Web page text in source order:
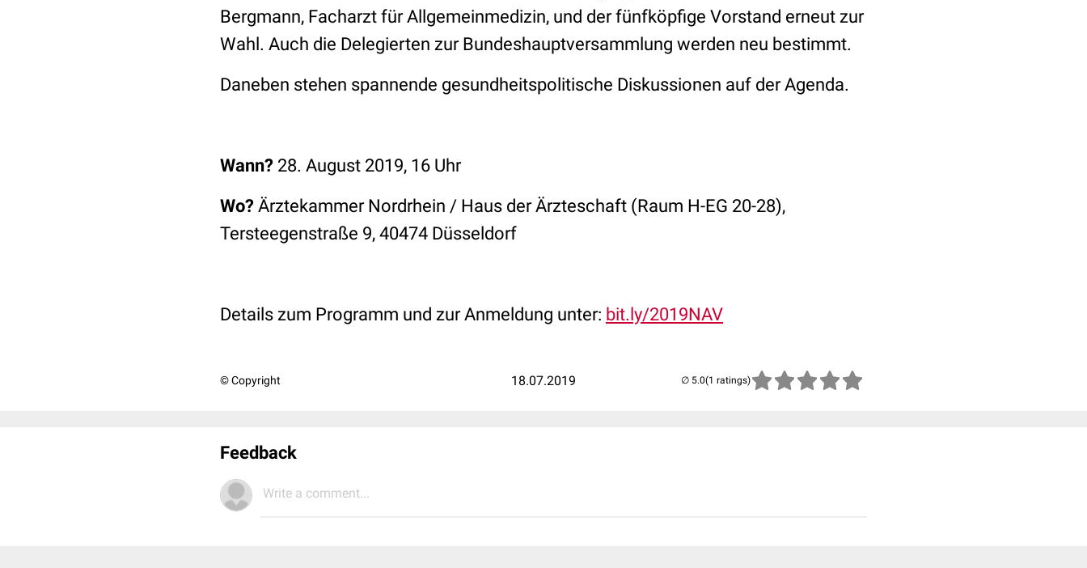
Bergmann, Facharzt für Allgemeinmedizin, und der fünfköpfige Vorstand erneut zur
Wahl. Auch die Delegierten zur Bundeshauptversammlung werden neu bestimmt.
Daneben stehen spannende gesundheitspolitische Diskussionen auf der Agenda.
Wann? 28. August 2019, 16 Uhr
Wo? Ärztekammer Nordrhein / Haus der Ärzteschaft (Raum H-EG 20-28),
Tersteegenstraße 9, 40474 Düsseldorf
Details zum Programm und zur Anmeldung unter: bit.ly/2019NAV
© Copyright 18.07.2019 (1 ratings)
Feedback
Write a comment...